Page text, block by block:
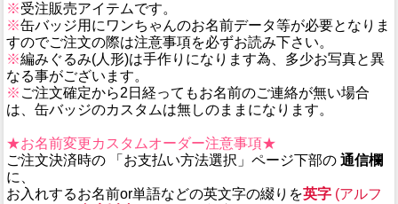
※受注販売アイテムです。
※缶バッジ用にワンちゃんのお名前データ等が必要となりま
すのでご注文の際は注意事項を必ずお読み下さい。
※編みぐるみ(人形)は手作りになります為、多少お写真と異
なる事がございます。
※ ご注文確定から2日経ってもお名前のご連絡が無い場合
は、缶バッジのカスタムは無しのままになります。
★お名前変更カスタムオーダー注意事項★
ご注文決済時の 「お支払い方法選択」ページ下部の 通信欄
に、
お入れするお名前or単語などの英文字の綴りを英字 (アルフ